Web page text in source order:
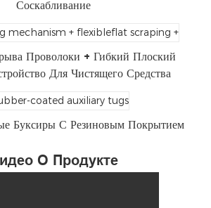
Соскабливание
Проволоки + Гибкий Плоский
Для Чистящего Средства
Буксиры С Резиновым Покрытием
О Продукте